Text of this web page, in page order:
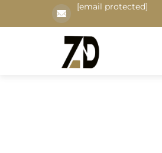
[email protected]